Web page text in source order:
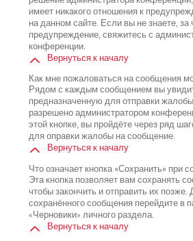
имеет никакого отношения к
на данном сайте. Если вы не знаете, за
предупреждение, свяжитесь с
конференции.
Вернуться к началу
Как мне пожаловаться на сообщения
Рядом с каждым сообщением вы
предназначенную для отправки
разрешено администратором
этой кнопке, вы пройдёте через ряд
для оправки жалобы на сообщение.
Вернуться к началу
Что означает кнопка «Сохранить» при
Эта кнопка позволяет вам сохранять
чтобы закончить и отправить их позже.
сохранённого сообщения перейдите в
«Черновики» личного раздела.
Вернуться к началу